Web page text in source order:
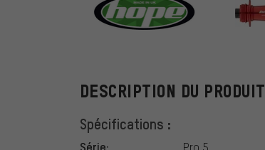
Hope
DESCRIPTION DU PRODUIT
Spécifications :
Série: Pro 5